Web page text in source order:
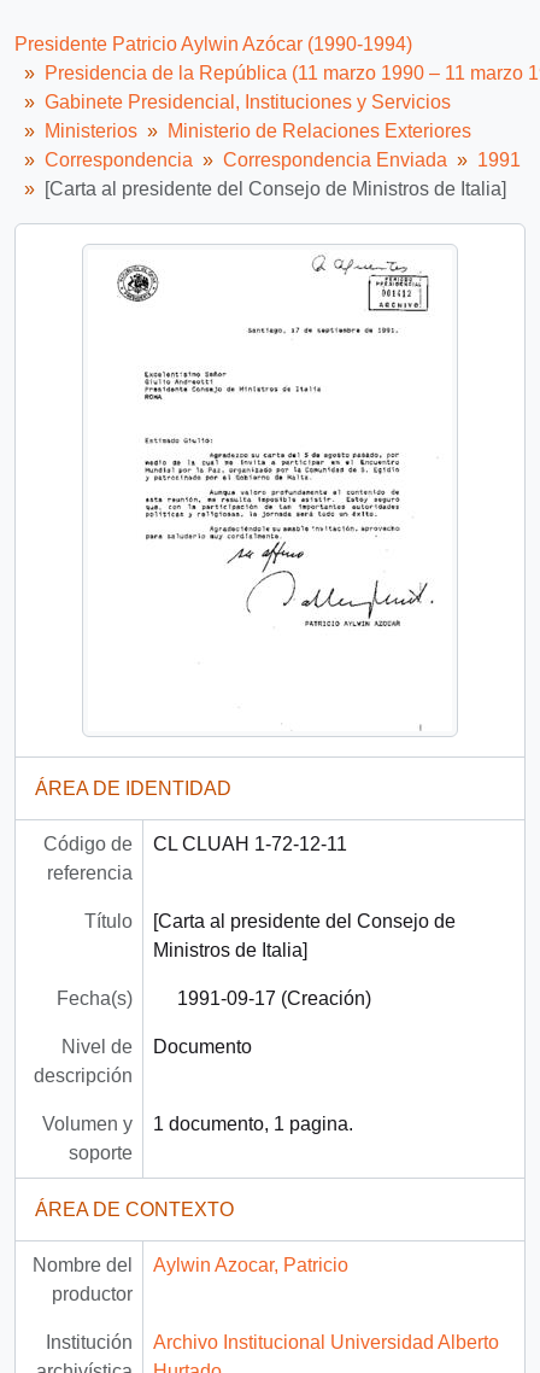
69 más...
Presidente Patricio Aylwin Azócar (1990-1994)
Presidencia de la República (11 marzo 1990 – 11 marzo
Gabinete Presidencial, Instituciones y Servicios
Ministerios
Ministerio de Relaciones Exteriores
Correspondencia
Correspondencia Enviada
1991
[Carta al presidente del Consejo de Ministros de Italia]
ÁREA DE IDENTIDAD
Código de
referencia
CL CLUAH 1-72-12-11
Título
[Carta al presidente del Consejo de
Ministros de Italia]
Fecha(s) 1991-09-17 (Creación)
Nivel de
descripción
Documento
Volumen y
soporte
1 documento, 1 pagina.
ÁREA DE CONTEXTO
Nombre del
productor
Aylwin Azocar, Patricio
Institución
Archivo Institucional Universidad Alberto